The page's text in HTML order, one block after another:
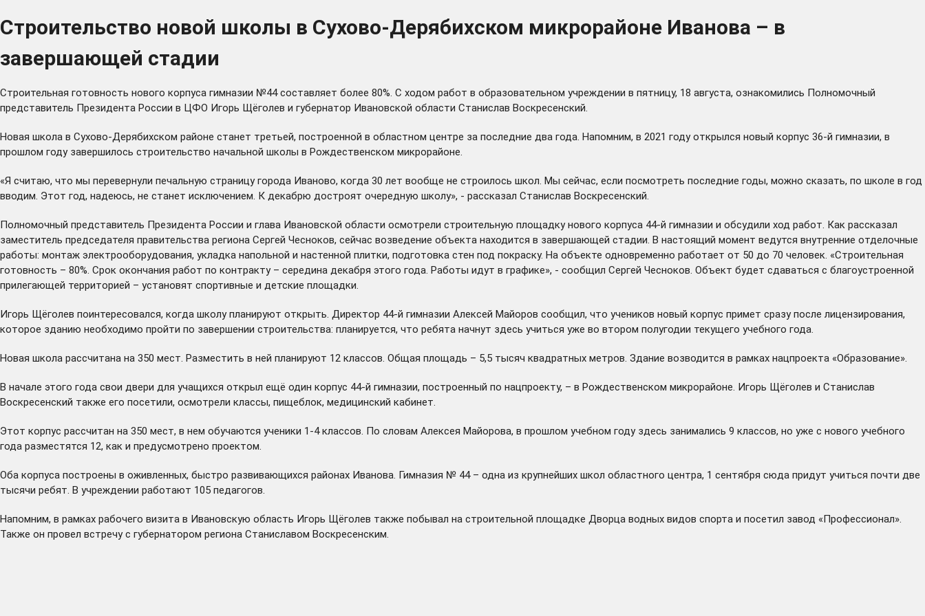
Строительство новой школы в Сухово-Дерябихском микрорайоне Иванова – в
завершающей стадии
Строительная готовность нового корпуса гимназии №44 составляет более 80%. С ходом работ в образовательном учреждении в пятницу, 18 августа, ознакомились Полномочный
представитель Президента России в ЦФО Игорь Щёголев и губернатор Ивановской области Станислав Воскресенский.
Новая школа в Сухово-Дерябихском районе станет третьей, построенной в областном центре за последние два года. Напомним, в 2021 годуоткрылся новый корпус 36-й гимназии, в
прошлом году завершилось строительство начальной школы в Рождественском микрорайоне.
«Я считаю, что мы перевернули печальную страницу города Иваново, когда 30 лет вообще не строилось школ. Мы сейчас, если посмотреть последние годы, можно сказать, по школе в год
вводим. Этот год, надеюсь, не станет исключением. К декабрю достроят очередную школу», - рассказал Станислав Воскресенский.
Полномочный представитель Президента России и глава Ивановской области осмотрели строительную площадку нового корпуса 44-й гимназии и обсудили ход работ. Как рассказал
заместитель председателя правительства региона Сергей Чесноков, сейчас возведение объекта находится в завершающей стадии. В настоящий момент ведутся внутренние отделочные
работы: монтаж электрооборудования, укладка напольной и настенной плитки, подготовка стен под покраску. На объекте одновременно работает от 50 до 70 человек. «Строительная
готовность – 80%. Срок окончания работ по контракту – середина декабря этого года. Работы идут в графике», - сообщил Сергей Чесноков. Объект будет сдаваться с благоустроенной
прилегающей территорией – установят спортивные и детские площадки.
Игорь Щёголев поинтересовался, когда школу планируют открыть. Директор 44-й гимназии Алексей Майоров сообщил, что учеников новый корпус примет сразу после лицензирования,
которое зданию необходимо пройти по завершении строительства: планируется, что ребята начнут здесь учиться уже во втором полугодии текущего учебного года.
Новая школа рассчитана на 350 мест. Разместить в ней планируют 12 классов. Общая площадь – 5,5 тысяч квадратных метров. Здание возводится в рамках нацпроекта «Образование».
В начале этого года свои двери для учащихся открыл ещё один корпус 44-й гимназии, построенный по нацпроекту, – в Рождественском микрорайоне. Игорь Щёголев и Станислав
Воскресенский также его посетили, осмотрели классы, пищеблок, медицинский кабинет.
Этот корпус рассчитан на 350 мест, в нем обучаются ученики 1-4 классов. По словам Алексея Майорова, в прошлом учебном году здесь занимались 9 классов, но уже с нового учебного
года разместятся 12, как и предусмотрено проектом.
Оба корпуса построены в оживленных, быстро развивающихся районах Иванова. Гимназия № 44 – одна из крупнейших школ областного центра, 1 сентября сюда придут учиться почти две
тысячи ребят. В учреждении работают 105 педагогов.
Напомним, в рамках рабочего визита в Ивановскую область Игорь Щёголев также побывал на строительной площадке Дворца водных видов спорта и посетил завод «Профессионал».
Также он провел встречу с губернатором региона Станиславом Воскресенским.